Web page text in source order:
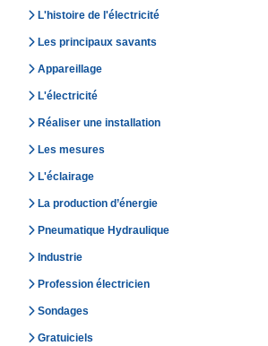
L'histoire de l'électricité
Les principaux savants
Appareillage
L'électricité
Réaliser une installation
Les mesures
L'éclairage
La production d’énergie
Pneumatique Hydraulique
Industrie
Profession électricien
Sondages
Gratuiciels